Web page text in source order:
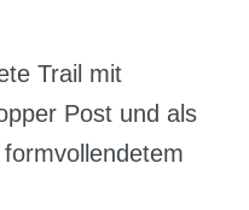
Trail mit
Post und als